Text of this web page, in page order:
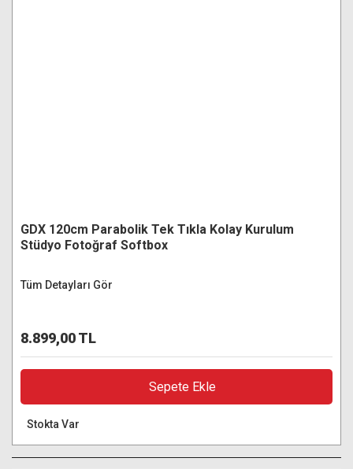
GDX 120cm Parabolik Tek Tıkla Kolay Kurulum
Stüdyo Fotoğraf Softbox
Tüm Detayları Gör
8.899,00 TL
Sepete Ekle
Stokta Var